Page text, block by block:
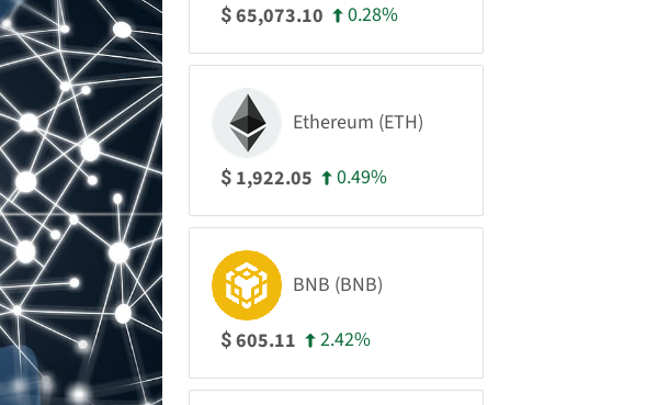
$65,073.10 0.28%
Ethereum (ETH)
$ 1,922.05 0.49%
BNB (BNB)
$605.11 2.42%